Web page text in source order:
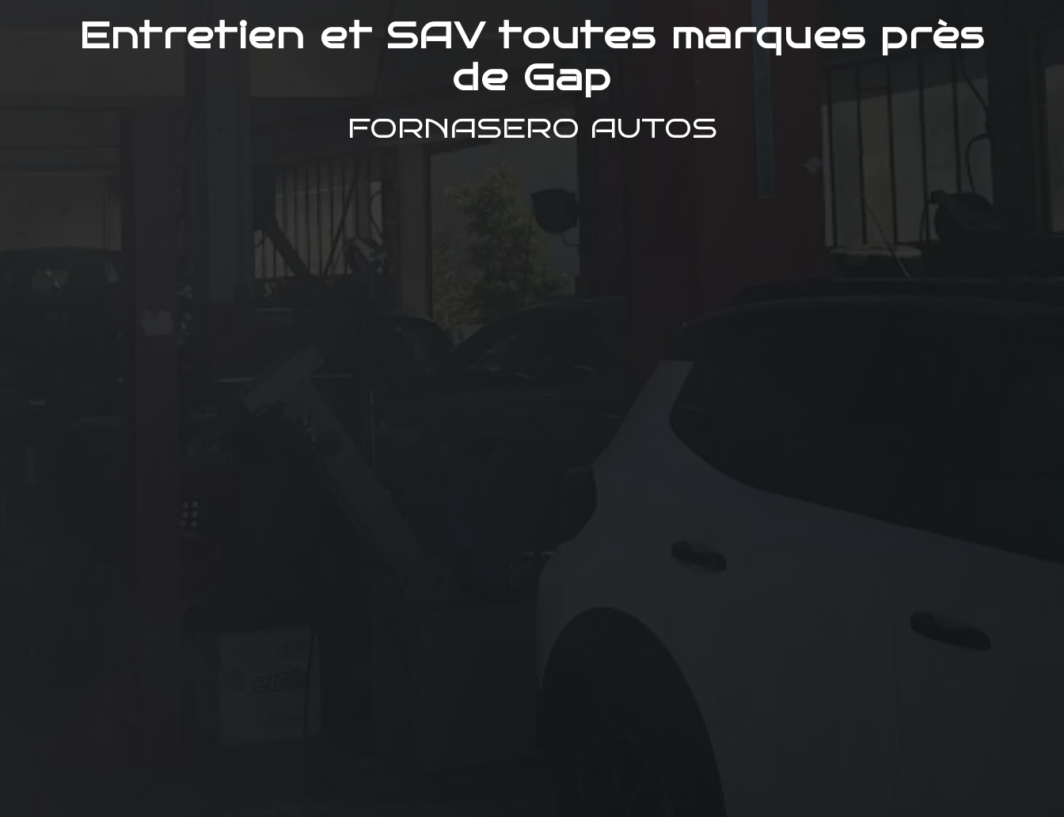
Entretien et SAV toutes marques près
de Gap
FORNASERO AUTOS